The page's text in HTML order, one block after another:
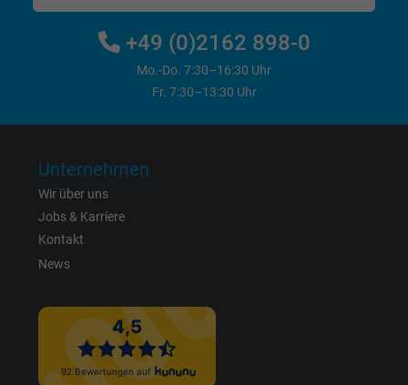
+49 (0)2162 898-0
Mo.-Do. 7:30–16:30 Uhr
Fr. 7:30–13:30 Uhr
Unternehmen
Wir über uns
Jobs & Karriere
Kontakt
News